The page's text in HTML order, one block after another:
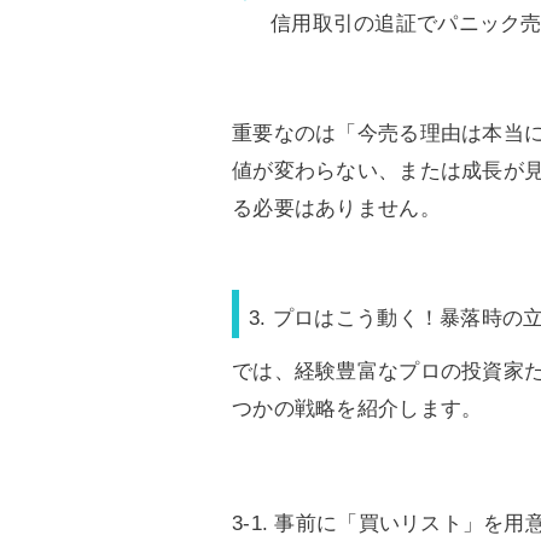
信用取引の追証でパニック
重要なのは「今売る理由は本当
値が変わらない、または成長が
る必要はありません。
3. プロはこう動く！暴落時の
では、経験豊富なプロの投資家
つかの戦略を紹介します。
3-1. 事前に「買いリスト」を用